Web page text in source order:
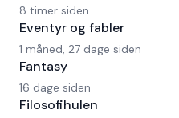
8 timer siden
Eventyr og fabler
1 måned, 27 dage siden
Fantasy
16 dage siden
Filosofihulen